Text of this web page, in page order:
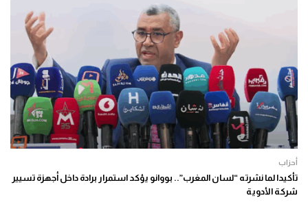
أحزاب
تأكيدا لما نشرته “لسان المغرب”.. بووانو يؤكد استمرار برادة داخل أجهزة تسيير
شركة الأدوية